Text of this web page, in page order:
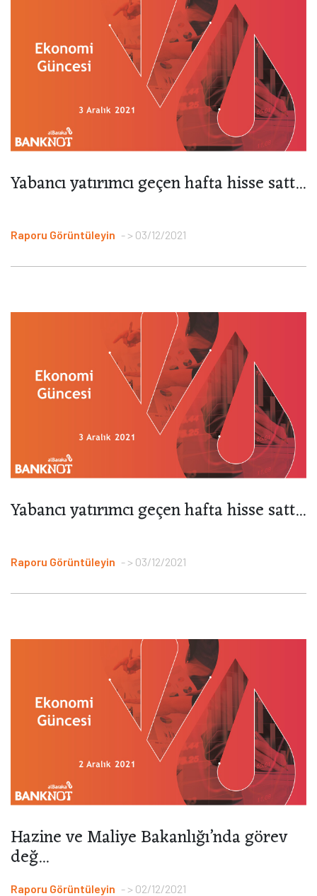
Yabancı yatırımcı geçen hafta hisse satt...
Raporu Görüntüleyin > 03/12/2021
Yabancı yatırımcı geçen hafta hisse satt...
Raporu Görüntüleyin > 03/12/2021
Hazine ve Maliye Bakanlığı’nda görev
değ...
Raporu Görüntüleyin > 02/12/2021